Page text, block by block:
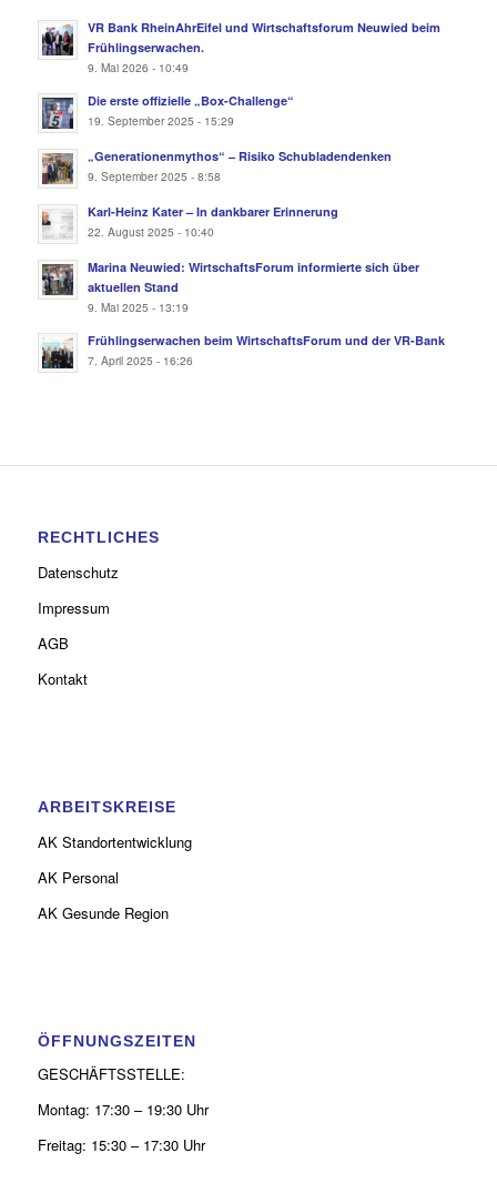
VR Bank RheinAhrEifel und Wirtschaftsforum Neuwied beim
Frühlingserwachen.
9. Mai 2026 - 10:49
Die erste offizielle „Box-Challenge“
19. September 2025 - 15:29
„Generationenmythos“ – Risiko Schubladendenken
9. September 2025 - 8:58
Karl-Heinz Kater – In dankbarer Erinnerung
22. August 2025 - 10:40
Marina Neuwied: WirtschaftsForum informierte sich über
aktuellen Stand
9. Mai 2025 - 13:19
Frühlingserwachen beim WirtschaftsForum und der VR-Bank
7. April 2025 - 16:26
RECHTLICHES
Datenschutz
Impressum
AGB
Kontakt
ARBEITSKREISE
AK Standortentwicklung
AK Personal
AK Gesunde Region
ÖFFNUNGSZEITEN
GESCHÄFTSSTELLE:
Montag: 17:30 – 19:30 Uhr
Freitag: 15:30 – 17:30 Uhr